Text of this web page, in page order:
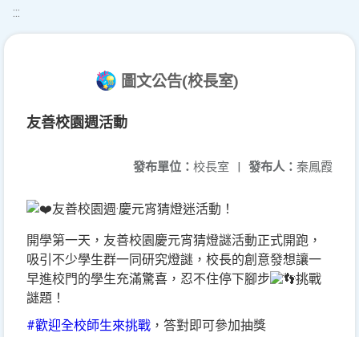
:::
圖文公告(校長室)
友善校園週活動
發布人： 秦鳳霞
發布單位： 校長室 |
友善校園週·慶元宵猜燈迷活動！
開學第一天，友善校園慶元宵猜燈謎活動正式開跑，
吸引不少學生群一同研究燈謎，校長的創意發想讓一
早進校門的學生充滿驚喜，忍不住停下腳步
挑戰
謎題！
#歡迎全校師生來挑戰 ，答對即可參加抽獎